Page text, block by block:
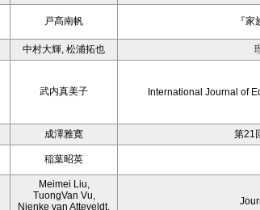
戸髙南帆 『
中村大輝, 松浦拓也
武内真美子 International Journal of
成澤雅寛 第21
稲葉昭英
Meimei Liu,
TuongVan Vu,
Nienke van Atteveldt,